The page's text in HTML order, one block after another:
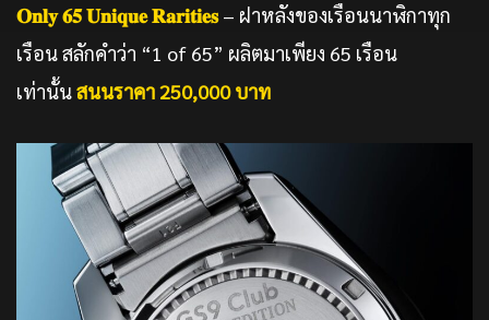
𝐎𝐧𝐥𝐲 𝟔𝟓 𝐔𝐧𝐢𝐪𝐮𝐞 𝐑𝐚𝐫𝐢𝐭𝐢𝐞𝐬– ฝาหลังของเรือนนาฬิกาทุก
เรือน สลักคำว่า “1 of 65” ผลิตมาเพียง 65 เรือน
เท่านั้นสนนราคา 250,000 บาท